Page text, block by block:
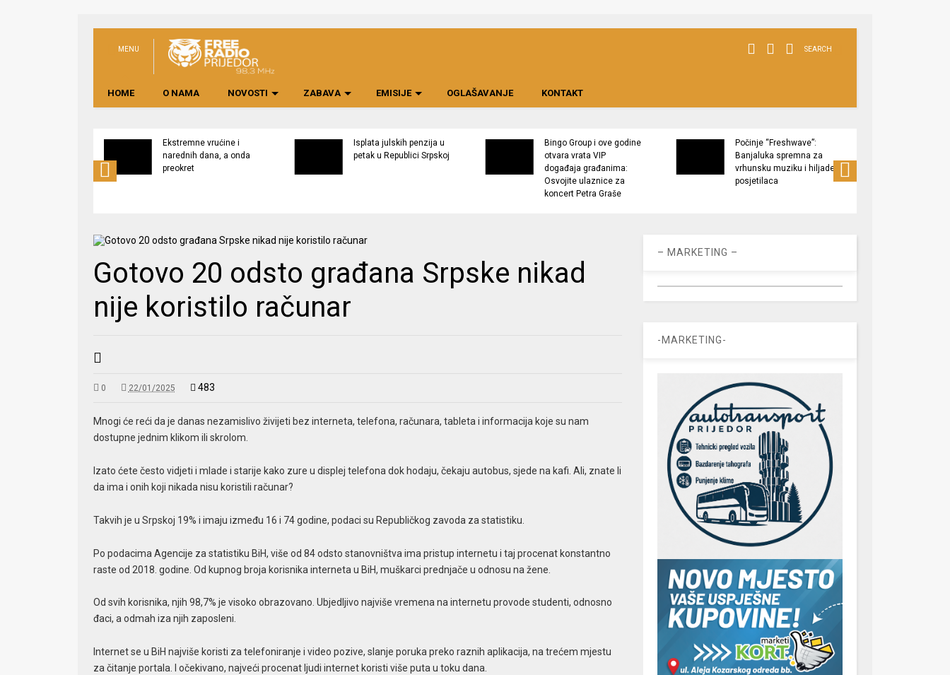
MENU SEARCH
HOME O NAMA NOVOSTI ZABAVA EMISIJE OGLAŠAVANJE KONTAKT
Ekstremne vrućine i
narednih dana, a onda
preokret
Isplata julskih penzija u
petak u Republici Srpskoj
Bingo Group i ove godine
otvara vrata VIP
događaja građanima:
Osvojite ulaznice za
koncert Petra Graše
Počinje “Freshwave”:
Banjaluka spremna za
vrhunsku muziku i hiljade
posjetilaca
Gotovo 20 odsto građana Srpske nikad
nije koristilo računar
0 22/01/2025 483
Mnogi će reći da je danas nezamislivo živijeti bez interneta, telefona, računara, tableta i informacija koje su nam
dostupne jednim klikom ili skrolom.
Izato ćete često vidjeti i mlade i starije kako zure u displej telefona dok hodaju, čekaju autobus, sjede na kafi. Ali, znate li
da ima i onih koji nikada nisu koristili računar?
Takvih je u Srpskoj 19% i imaju između 16 i 74 godine, podaci su Republičkog zavoda za statistiku.
Po podacima Agencije za statistiku BiH, više od 84 odsto stanovništva ima pristup internetu i taj procenat konstantno
raste od 2018. godine. Od kupnog broja korisnika interneta u BiH, muškarci prednjače u odnosu na žene.
Od svih korisnika, njih 98,7% je visoko obrazovano. Ubjedljivo najviše vremena na internetu provode studenti, odnosno
đaci, a odmah iza njih zaposleni.
Internet se u BiH najviše koristi za telefoniranje i video pozive, slanje poruka preko raznih aplikacija, na trećem mjestu
za čitanje portala. I očekivano, najveći procenat ljudi internet koristi više puta u toku dana.
– MARKETING –
-MARKETING-